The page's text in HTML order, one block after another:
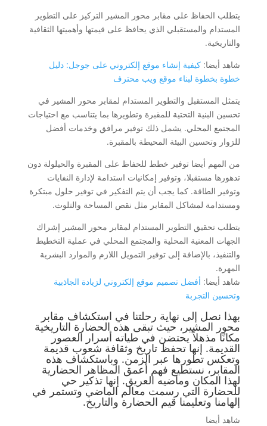
يتطلب الحفاظ على مقابر محور المشير التركيز على التطوير
المستدام والمستقبلي الذي يحافظ على قيمتها وأهميتها الثقافية
والتاريخية.
شاهد أيضا: كيفية إنشاء موقع إلكتروني على جوجل: دليل
خطوة بخطوة لبناء موقع ويب محترف
يتمثل المستقبل والتطوير المستدام لمقابر محور المشير في
تحسين البنية التحتية للمقبرة وتطويرها بما يتناسب مع احتياجات
المجتمع المحلي. يشمل ذلك توفير مرافق وخدمات أفضل
للزوار وتحسين البيئة المحيطة بالمقبرة.
من المهم أيضا توفير خطط للحفاظ على المقبرة والحيلولة دون
تدهورها مستقبلا، وتوفير إمكانيات استدامة لإدارة النفايات
وتوفير الطاقة. كما يجب أن يتم التفكير في توفير حلول مبتكرة
ومستدامة لمشاكل المقابر مثل نقص المساحة والتلوث.
يتطلب تحقيق التطوير المستدام لمقابر محور المشير إشراك
الجهات المعنية المحلية والمجتمع المحلي في عملية التخطيط
والتنفيذ، بالإضافة إلى توفير التمويل اللازم والموارد البشرية
المهرة.
شاهد أيضا: أفضل تصميم موقع إلكتروني لزيادة الجاذبية
وتحسين التجربة
بهذا نصل إلى نهاية رحلتنا في استكشاف مقابر
محور المشير، حيث تبقى هذه الحضارة التاريخية
مكانًا مذهلاً يحتضن في طياته أسرار العصور
القديمة. إنها تحفظ تاريخ وثقافة شعوب قديمة
وتعكس تطورها عبر الزمن. وباستكشاف هذه
المقابر، نستطيع فهم أعمق المظاهر الحضارية
لهذا المكان وماضيه العريق. إنها تذكير حي
للحضارة التي رسمت معالم الماضي وتستمر في
إلهامنا وتعليمنا قيم الحضارة والتاريخ.
شاهد أيضا